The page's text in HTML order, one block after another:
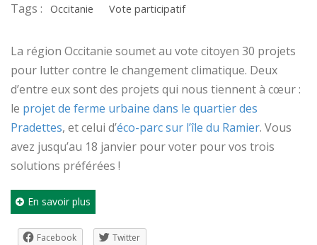
Tags : Occitanie Vote participatif
La région Occitanie soumet au vote citoyen 30 projets
pour lutter contre le changement climatique. Deux
d’entre eux sont des projets qui nous tiennent à cœur :
le projet de ferme urbaine dans le quartier des
Pradettes, et celui d’éco-parc sur l’île du Ramier. Vous
avez jusqu’au 18 janvier pour voter pour vos trois
solutions préférées !
En savoir plus
Facebook Twitter